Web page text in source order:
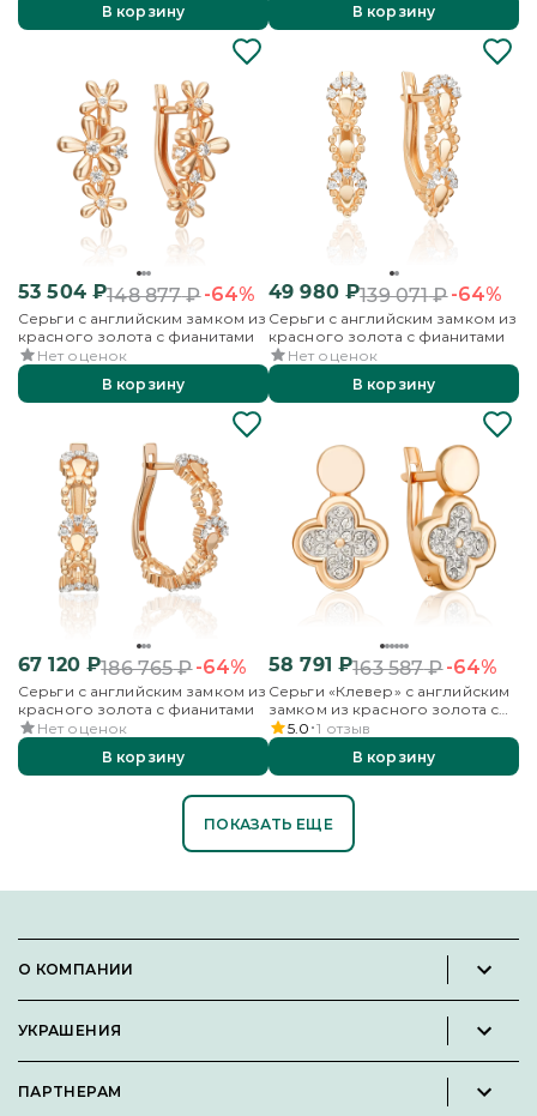
В корзину
В корзину
53 504₽148 877₽-64%
Серьги с английским замком из
красного золота с фианитами
Нет оценок
В корзину
49 980₽139 071₽-64%
Серьги с английским замком из
красного золота с фианитами
Нет оценок
В корзину
67 120₽186 765₽-64%
Серьги с английским замком из
красного золота с фианитами
Нет оценок
В корзину
58 791 ₽163 587₽-64%
Серьги «Клевер» с английским
замком из красного золота с
фианитами
5.0 1 отзыв
В корзину
ПОКАЗАТЬ ЕЩЕ
О КОМПАНИИ
Вакансии
УКРАШЕНИЯ
Кольца
ПАРТНЕРАМ